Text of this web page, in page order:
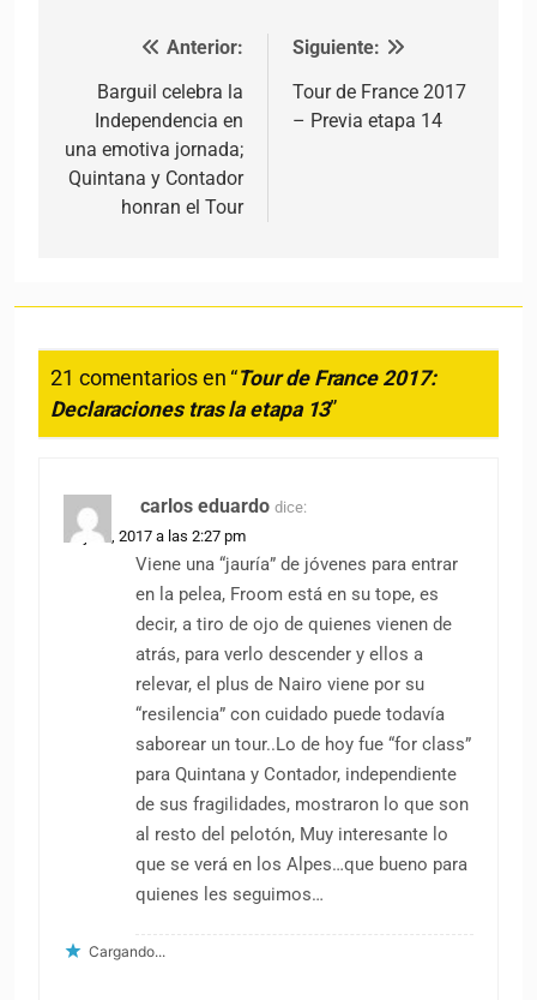
Navegación de entradas
Anterior:
Barguil celebra la
Independencia en
una emotiva jornada;
Quintana y Contador
honran el Tour
Siguiente:
Tour de France 2017
– Previa etapa 14
21 comentarios en “Tour de France 2017:
Declaraciones tras la etapa 13”
carlos eduardo dice:
14 julio, 2017 a las 2:27 pm
Viene una “jauría” de jóvenes para entrar
en la pelea, Froom está en su tope, es
decir, a tiro de ojo de quienes vienen de
atrás, para verlo descender y ellos a
relevar, el plus de Nairo viene por su
“resilencia” con cuidado puede todavía
saborear un tour..Lo de hoy fue “for class”
para Quintana y Contador, independiente
de sus fragilidades, mostraron lo que son
al resto del pelotón, Muy interesante lo
que se verá en los Alpes…que bueno para
quienes les seguimos…
Cargando...